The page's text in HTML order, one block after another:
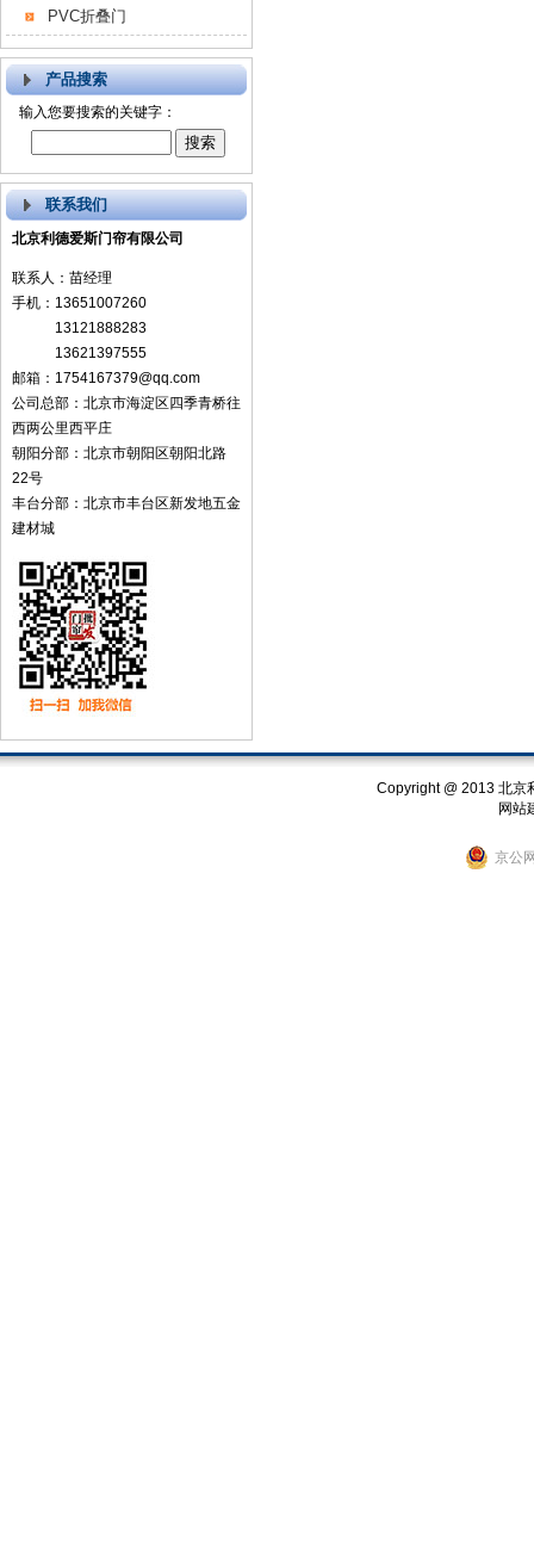
PVC折叠门
产品搜索
输入您要搜索的关键字：
联系我们
北京利德爱斯门帘有限公司
联系人：苗经理
手机：13651007260
13121888283
13621397555
邮箱：1754167379@qq.com
公司总部：北京市海淀区四季青桥往
西两公里西平庄
朝阳分部：北京市朝阳区朝阳北路
22号
丰台分部：北京市丰台区新发地五金
建材城
Copyright @ 2013 北京
网站
京公